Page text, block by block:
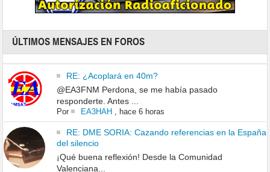
ÚLTIMOS MENSAJES EN FOROS
RE: ¿Acoplará en 40m?
@EA3FNM Perdona, se me había pasado
responderte. Antes ...
Por EA3HAH, hace 6 horas
RE: DME SORIA: Cazando referencias en la España
del silencio
¡Qué buena reflexión! Desde la Comunidad
Valenciana...